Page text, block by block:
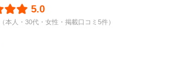
5.0
本人・30代・女性・掲載口コミ5件）